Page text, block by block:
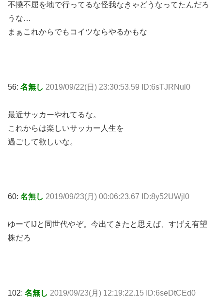
不撓不屈を地で行ってるな怪我なきゃどうなってたんだろ
うな…
まぁこれからでもコイツならやるかもな
56: 名無し 2019/09/22(日) 23:30:53.59 ID:6sTJRNul0
最近サッカーやれてるな。
これからは楽しいサッカー人生を
過ごして欲しいな。
60: 名無し 2019/09/23(月) 00:06:23.67 ID:8y52UWjl0
ゆーてIJと同世代やぞ。今出てきたと思えば、すげえ有望
株だろ
102: 名無し 2019/09/23(月) 12:19:22.15 ID:6seDtCEd0